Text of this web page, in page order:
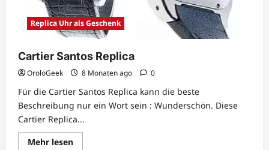
Replica Uhr als Geschenk
Cartier Santos Replica
OroloGeek 8 Monaten ago 0
Für die Cartier Santos Replica kann die beste
Beschreibung nur ein Wort sein : Wunderschön. Diese
Cartier Replica...
Mehr lesenLesen